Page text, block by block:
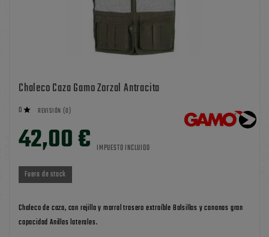
Chaleco Caza Gamo Zorzal Antracita
0  REVISIÓN (0)
42,00 € IMPUESTO INCLUIDO
Fuera de stock
Chaleco de caza, con rejilla y morral trasero extraíble Bolsillos y cananas gran
capacidad Anillas laterales.